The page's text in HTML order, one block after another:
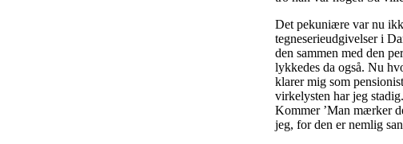
Det pekuniære var nu
tegneserieudgivelser i
den sammen med den
lykkedes da også. Nu
klarer mig som
virkelysten har jeg
Kommer ’Man mærker
jeg, for den er nemlig